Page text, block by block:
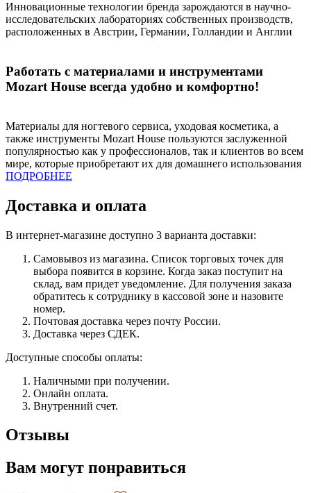
Инновационные технологии бренда зарождаются в научно-
исследовательских лабораториях собственных производств,
расположенных в Австрии, Германии, Голландии и Англии
Работать с материалами и инструментами
Mozart House всегда удобно и комфортно!
Материалы для ногтевого сервиса, уходовая косметика, а
также инструменты Mozart House пользуются заслуженной
популярностью как у профессионалов, так и клиентов во всем
мире, которые приобретают их для домашнего использования
ПОДРОБНЕЕ
Доставка и оплата
В интернет-магазине доступно 3 варианта доставки:
Самовывоз из магазина. Список торговых точек для
выбора появится в корзине. Когда заказ поступит на
склад, вам придет уведомление. Для получения заказа
обратитесь к сотруднику в кассовой зоне и назовите
номер.
Почтовая доставка через почту России.
Доставка через СДЕК.
Доступные способы оплаты:
Наличными при получении.
Онлайн оплата.
Внутренний счет.
Отзывы
Вам могут понравиться